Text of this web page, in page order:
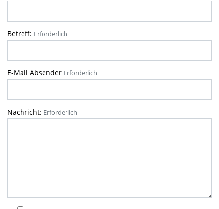
Betreff: Erforderlich
E-Mail Absender Erforderlich
Nachricht: Erforderlich